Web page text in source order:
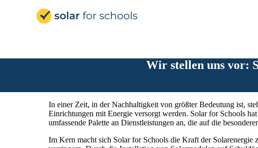
Wir stellen uns vor:
In einer Zeit, in der Nachhaltigkeit von größter Bedeutung ist,
Einrichtungen mit Energie versorgt werden. Solar for Schools
umfassende Palette an Dienstleistungen an, die auf die
Im Kern macht sich Solar for Schools die Kraft der